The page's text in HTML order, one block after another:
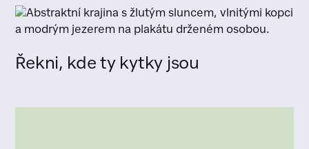
Řekni, kde ty kytky jsou